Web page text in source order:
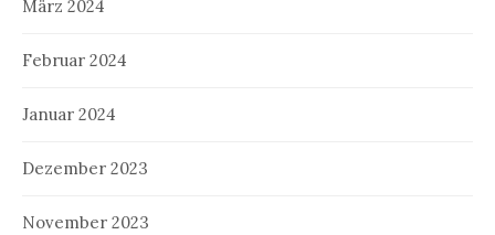
März 2024
Februar 2024
Januar 2024
Dezember 2023
November 2023